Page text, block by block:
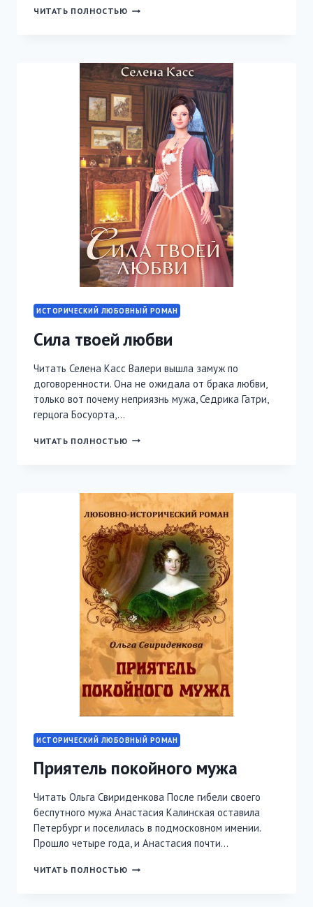
ЧИТАТЬ ПОЛНОСТЬЮ ГАЛАНТНЫЙ
ИСТОРИЧЕСКИЙ ЛЮБОВНЫЙ РОМАН
Сила твоей любви
Читать Селена Касс Валери вышла замуж по
договоренности. Она не ожидала от брака любви,
только вот почему неприязнь мужа, Седрика Гатри,
герцога Босуорта,…
ЧИТАТЬ ПОЛНОСТЬЮ СИЛА
ИСТОРИЧЕСКИЙ ЛЮБОВНЫЙ РОМАН
Приятель покойного мужа
Читать Ольга Свириденкова После гибели своего
беспутного мужа Анастасия Калинская оставила
Петербург и поселилась в подмосковном имении.
Прошло четыре года, и Анастасия почти…
ЧИТАТЬ ПОЛНОСТЬЮ ПРИЯТЕЛЬ